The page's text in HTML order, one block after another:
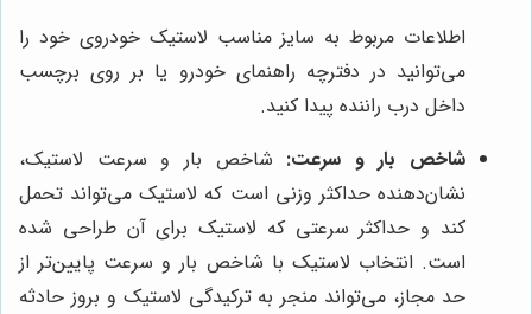
اطلاعات مربوط به سایز مناسب لاستیک خودروی خود را
می‌توانید در دفترچه راهنمای خودرو یا بر روی برچسب
داخل درب راننده پیدا کنید.
شاخص بار و سرعت: شاخص بار و سرعت لاستیک،
نشان‌دهنده حداکثر وزنی است که لاستیک می‌تواند تحمل
کند و حداکثر سرعتی که لاستیک برای آن طراحی شده
است. انتخاب لاستیک با شاخص بار و سرعت پایین‌تر از
حد مجاز، می‌تواند منجر به ترکیدگی لاستیک و بروز حادثه